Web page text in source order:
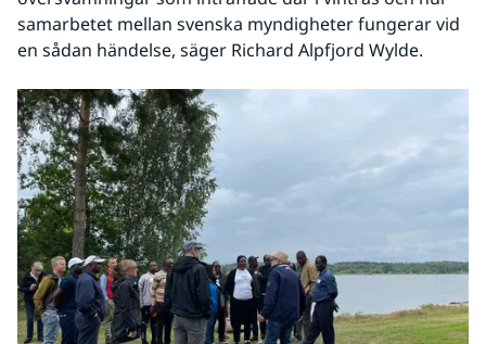
samarbetet mellan svenska myndigheter fungerar vid
en sådan händelse, säger Richard Alpfjord Wylde.